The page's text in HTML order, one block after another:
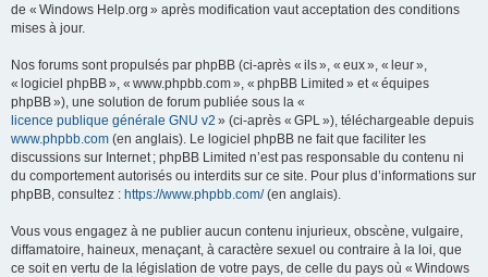
de « Windows Help.org » après modification vaut acceptation des conditions
mises à jour.
Nos forums sont propulsés par phpBB (ci-après « ils », « eux », « leur »,
« logiciel phpBB », « www.phpbb.com », « phpBB Limited » et « équipes
phpBB »), une solution de forum publiée sous la «
licence publique générale GNU v2 » (ci-après « GPL »), téléchargeable depuis
www.phpbb.com (en anglais). Le logiciel phpBB ne fait que faciliter les
discussions sur Internet ; phpBB Limited n’est pas responsable du contenu ni
du comportement autorisés ou interdits sur ce site. Pour plus d’informations sur
phpBB, consultez : https://www.phpbb.com/(en anglais).
Vous vous engagez à ne publier aucun contenu injurieux, obscène, vulgaire,
diffamatoire, haineux, menaçant, à caractère sexuel ou contraire à la loi, que
ce soit en vertu de la législation de votre pays, de celle du pays où « Windows